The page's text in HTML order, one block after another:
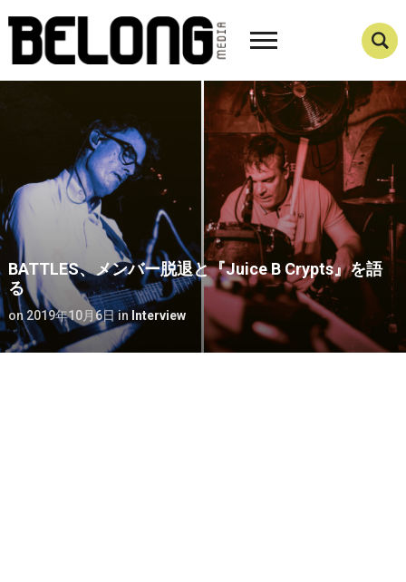
BATTLES、メンバー脱退と『Juice B Crypts』を語
る
on2019年10月6日in Interview